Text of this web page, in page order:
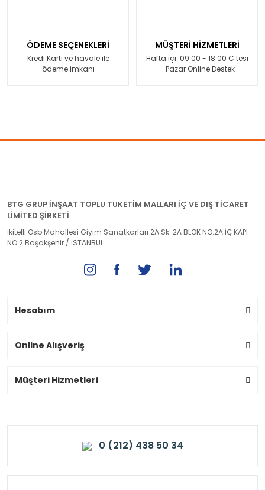
ÖDEME SEÇENEKLERİ
Kredi Kartı ve havale ile
ödeme imkanı
MÜŞTERİ HİZMETLERİ
Hafta içi: 09:00 - 18:00 C.tesi
- Pazar Online Destek
BTG GRUP İNŞAAT TOPLU TUKETİM MALLARI İÇ VE DIŞ TİCARET
LİMİTED ŞİRKETİ
İkitelli Osb Mahallesi Giyim Sanatkarları 2A Sk. 2A BLOK NO:2A İÇ KAPI
NO:2 Başakşehir / İSTANBUL
Hesabım
Online Alışveriş
Müşteri Hizmetleri
0 (212) 438 50 34